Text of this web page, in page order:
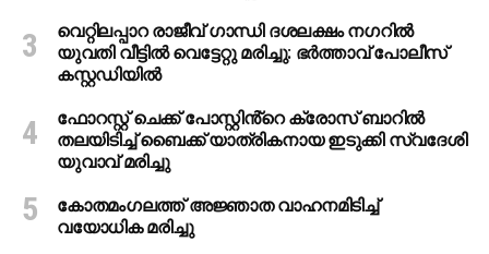
വെറ്റിലപ്പാറ രാജീവ് ഗാന്ധി ദശലക്ഷം നഗറിൽ
യുവതി വീട്ടിൽ വെട്ടേറ്റു മരിച്ചു: ഭർത്താവ് പോലീസ്
കസ്റ്റഡിയിൽ
ഫോറസ്റ്റ് ചെക്ക് പോസ്റ്റിൻ്റെ ക്രോസ് ബാറില്‍
തലയിടിച്ച് ബൈക്ക് യാത്രികനായ ഇടുക്കി സ്വദേശി
യുവാവ് മരിച്ചു
കോതമംഗലത്ത് അജ്ഞാത വാഹനമിടിച്ച്
വയോധിക മരിച്ചു